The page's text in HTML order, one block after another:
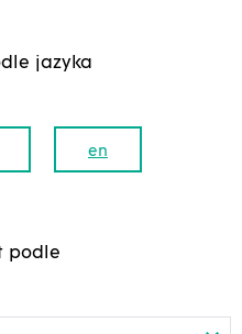
jazyka
en
podle